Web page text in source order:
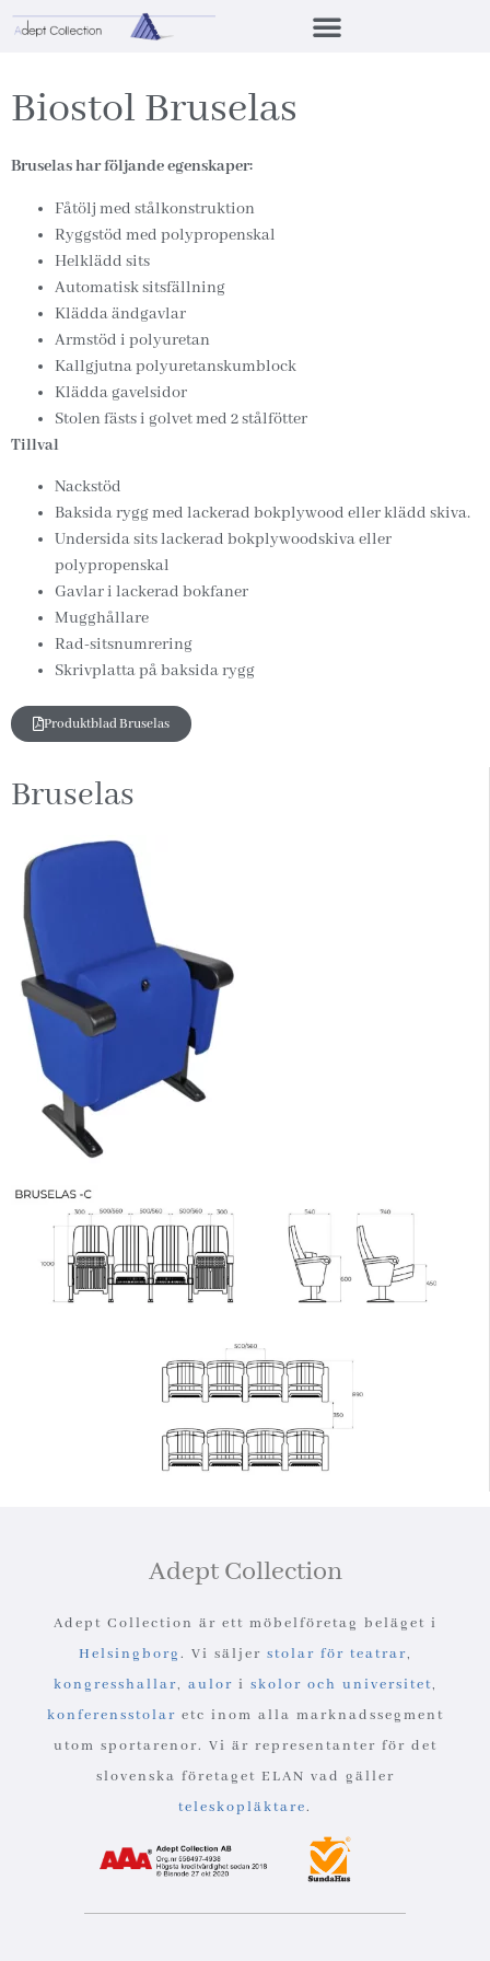
Biostol Bruselas
Bruselas har följande egenskaper:
Fåtölj med stålkonstruktion
Ryggstöd med polypropenskal
Helklädd sits
Automatisk sitsfällning
Klädda ändgavlar
Armstöd i polyuretan
Kallgjutna polyuretanskumblock
Klädda gavelsidor
Stolen fästs i golvet med 2 stålfötter
Tillval
Nackstöd
Baksida rygg med lackerad bokplywood eller klädd skiva.
Undersida sits lackerad bokplywoodskiva eller
polypropenskal
Gavlar i lackerad bokfaner
Mugghållare
Rad-sitsnumrering
Skrivplatta på baksida rygg
Produktblad Bruselas
Bruselas
Adept Collection
Adept Collection är ett möbelföretag beläget i
Helsingborg. Vi säljer stolar för teatrar,
kongresshallar, aulor i skolor och universitet,
konferensstolar etc inom alla marknadssegment
utom sportarenor. Vi är representanter för det
slovenska företaget ELAN vad gäller
teleskopläktare.